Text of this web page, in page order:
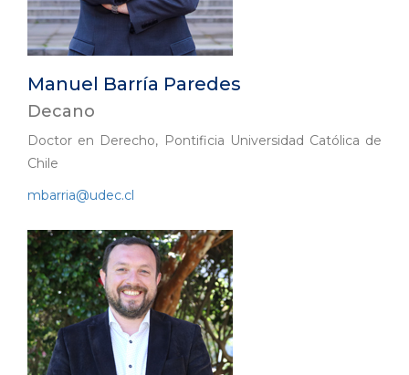
Manuel Barría Paredes
Decano
Doctor en Derecho, Pontificia Universidad Católica de
Chile
mbarria@udec.cl